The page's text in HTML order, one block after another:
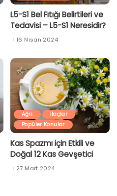
L5-S1 Bel Fıtığı Belirtileri ve
Tedavisi – L5-S1 Neresidir?
16 Nisan 2024
Ağrı
İlaçlar
Popüler Konular
Kas Spazmı için Etkili ve
Doğal 12 Kas Gevşetici
27 Mart 2024